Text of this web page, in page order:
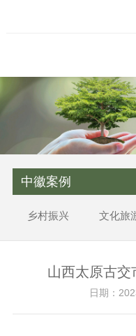
中徽案例
乡村振兴 文化旅
山西太原古交
日期：